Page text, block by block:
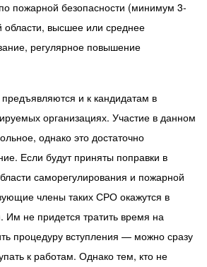
пожарной безопасности (минимум 3-
области, высшее или среднее
регулярное повышение
и к кандидатам в
организациях. Участие в данном
однако это достаточно
Если будут приняты поправки в
саморегулирования и пожарной
члены таких СРО окажутся в
не придется тратить время на
процедуру вступления — можно сразу
к работам. Однако тем, кто не